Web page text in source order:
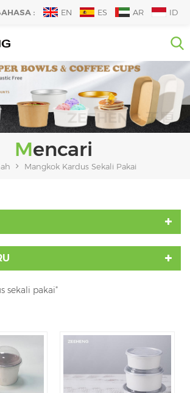
: EN ES AR ID
Mencari
Mangkok Kardus Sekali Pakai
sekali pakai"